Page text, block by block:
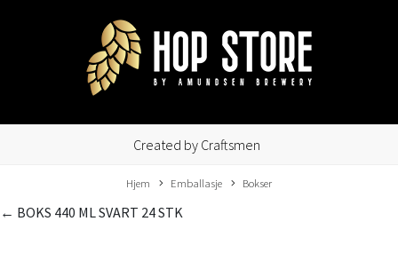
Created by Craftsmen
Hjem Emballasje Bokser
← BOKS 440 ML SVART 24 STK